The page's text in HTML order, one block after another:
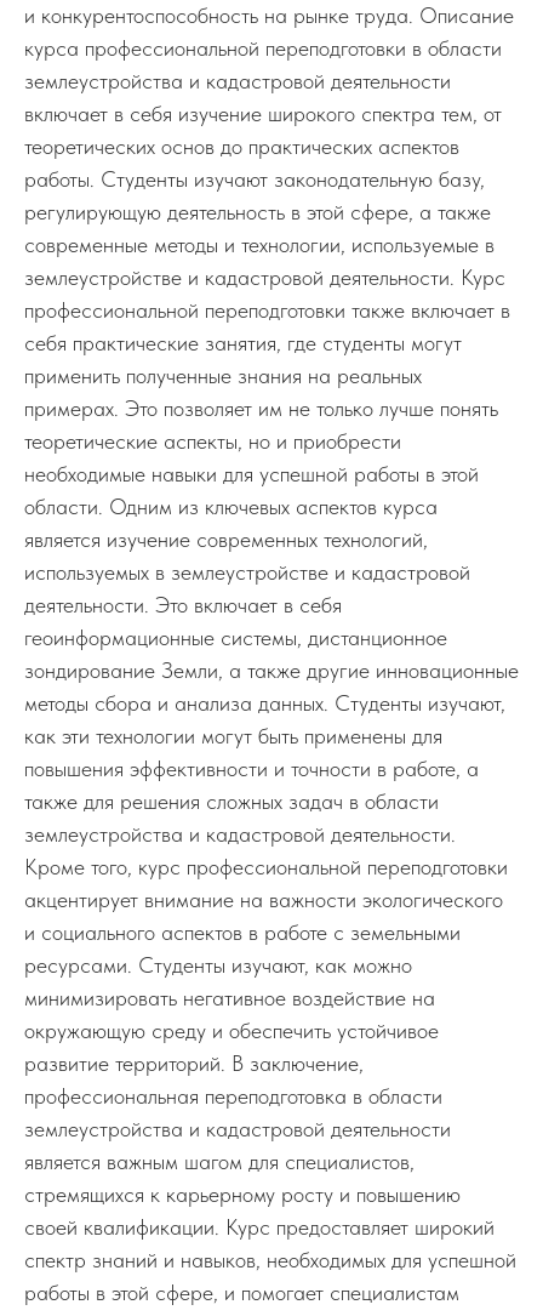
и конкурентоспособность на рынке труда. Описание
курса профессиональной переподготовки в области
землеустройства и кадастровой деятельности
включает в себя изучение широкого спектра тем, от
теоретических основ до практических аспектов
работы. Студенты изучают законодательную базу,
регулирующую деятельность в этой сфере, а также
современные методы и технологии, используемые в
землеустройстве и кадастровой деятельности. Курс
профессиональной переподготовки также включает в
себя практические занятия, где студенты могут
применить полученные знания на реальных
примерах. Это позволяет им не только лучше понять
теоретические аспекты, но и приобрести
необходимые навыки для успешной работы в этой
области. Одним из ключевых аспектов курса
является изучение современных технологий,
используемых в землеустройстве и кадастровой
деятельности. Это включает в себя
геоинформационные системы, дистанционное
зондирование Земли, а также другие инновационные
методы сбора и анализа данных. Студенты изучают,
как эти технологии могут быть применены для
повышения эффективности и точности в работе, а
также для решения сложных задач в области
землеустройства и кадастровой деятельности.
Кроме того, курс профессиональной переподготовки
акцентирует внимание на важности экологического
и социального аспектов в работе с земельными
ресурсами. Студенты изучают, как можно
минимизировать негативное воздействие на
окружающую среду и обеспечить устойчивое
развитие территорий. В заключение,
профессиональная переподготовка в области
землеустройства и кадастровой деятельности
является важным шагом для специалистов,
стремящихся к карьерному росту и повышению
своей квалификации. Курс предоставляет широкий
спектр знаний и навыков, необходимых для успешной
работы в этой сфере, и помогает специалистам